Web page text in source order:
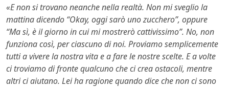
«E non si trovano neanche nella realtà. Non mi sveglio la
mattina dicendo “Okay, oggi sarò uno zucchero”, oppure
“Ma sì, è il giorno in cui mi mostrerò cattivissimo”. No, non
funziona così, per ciascuno di noi. Proviamo semplicemente
tutti a vivere la nostra vita e a fare le nostre scelte. E a volte
ci troviamo di fronte qualcuno che ci crea ostacoli, mentre
altri ci aiutano. Lei ha ragione quando dice che non ci sono